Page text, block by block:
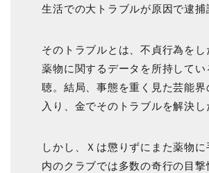
生活での大トラブルが原因で逮捕
そのトラブルとは、不貞行為をし
薬物に関するデータを所持してい
聴。結局、事態を重く見た芸能界
入り、金でそのトラブルを解決し
しかし、Ｘは懲りずにまた薬物
内のクラブでは多数の奇行の目撃